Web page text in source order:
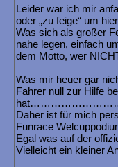
Leider war ich mir
oder „zu feige“ um
Was sich als großer
nahe legen, einfach
dem Motto, wer
Was mir heuer gar
Fahrer null zur Hilfe
Daher ist für mich
Funrace
Egal was auf der
Vielleicht ein kleiner